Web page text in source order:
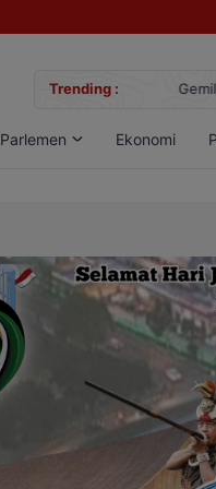
Trending : Gemilang!
Parlemen Ekonomi